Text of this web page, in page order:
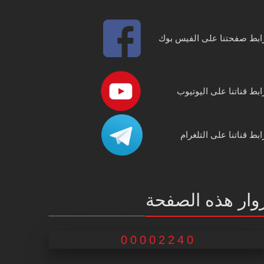
صفحتنا على الفيس بوك
قناتنا على اليوتيوب
قناتنا على التلغرام
هذه الصفحة
00002240